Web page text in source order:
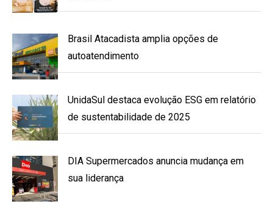
Brasil Atacadista amplia opções de
autoatendimento
UnidaSul destaca evolução ESG em relatório
de sustentabilidade de 2025
DIA Supermercados anuncia mudança em
sua liderança